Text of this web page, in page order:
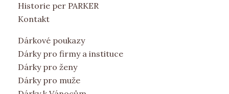
Historie per PARKER
Kontakt
Dárkové poukazy
Dárky pro firmy a instituce
Dárky pro ženy
Dárky pro muže